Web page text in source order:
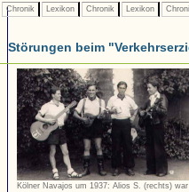
Chronik Lexikon Chronik Lexikon
Störungen beim
Kölner Navajos um 1937: Alios S. (rechts) war